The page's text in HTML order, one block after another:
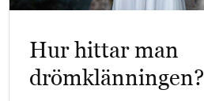
Hur hittar man
drömklänningen?